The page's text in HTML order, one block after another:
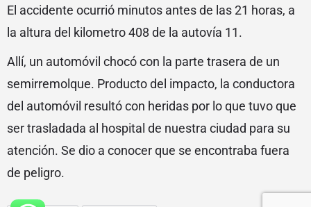
El accidente ocurrió minutos antes de las 21 horas, a
la altura del kilometro 408 de la autovía 11.
Allí, un automóvil chocó con la parte trasera de un
semirremolque. Producto del impacto, la conductora
del automóvil resultó con heridas por lo que tuvo que
ser trasladada al hospital de nuestra ciudad para su
atención. Se dio a conocer que se encontraba fuera
de peligro.